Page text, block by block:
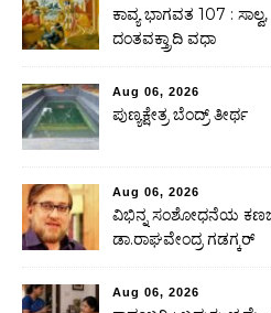
ಕಾವ್ಯ ಭಾಗವತ 107 : ಸಾಲ್ವ,
ದಂತವಕ್ತ್ರಾದಿ ವಧಾ
Aug 06, 2026
ಪುಣ್ಯಕ್ಷೇತ್ರ ಬೆಂದ್ರ್ ತೀರ್ಥ
Aug 06, 2026
ವಿಭಿನ್ನ ಸಂಶೋಧನೆಯ
ಡಾ.ರಾಘವೇಂದ್ರ ಗಡಗ್ಕರ್
Aug 06, 2026